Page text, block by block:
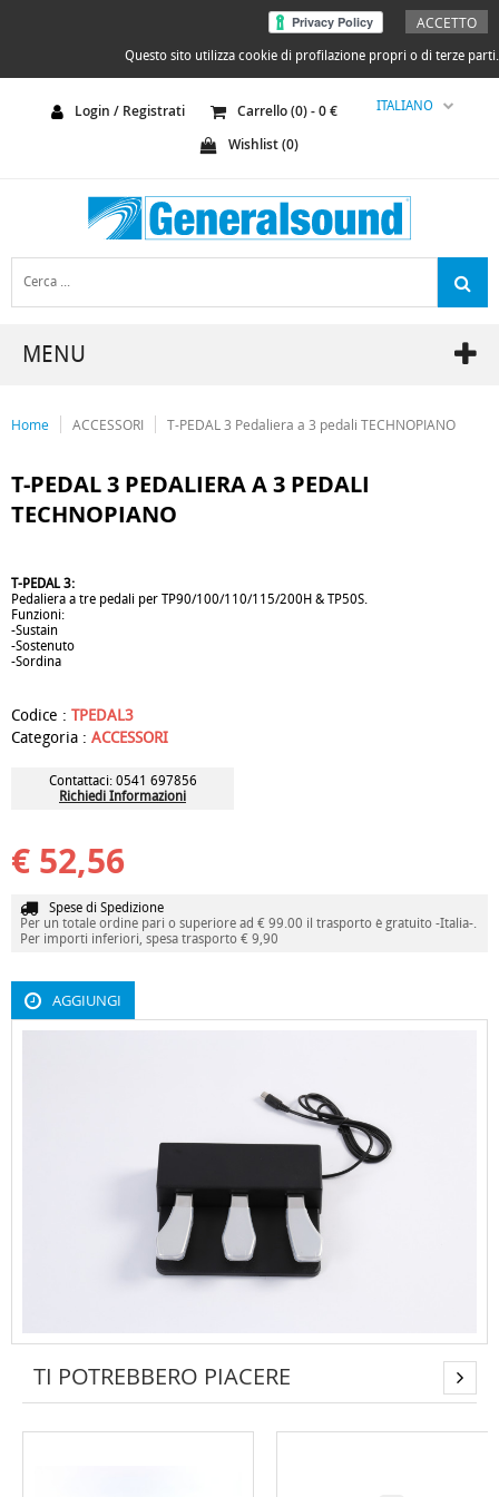
ACCETTO
Questo sito utilizza cookie di profilazione propri o di terze parti.
ITALIANO
Login / Registrati Carrello (0) -0€
Wishlist (0)
MENU
Home ACCESSORI T-PEDAL 3 Pedaliera a 3 pedali TECHNOPIANO
T-PEDAL 3 PEDALIERA A 3 PEDALI
TECHNOPIANO
T-PEDAL 3:
Pedaliera a tre pedali per TP90/100/110/115/200H & TP50S.
Funzioni:
-Sustain
-Sostenuto
-Sordina
Codice : TPEDAL3
Categoria : ACCESSORI
Contattaci: 0541 697856
Richiedi Informazioni
€ 52,56
Spese di Spedizione
Per un totale ordine pari o superiore ad € 99.00 il trasporto è gratuito -Italia-.
Per importi inferiori, spesa trasporto € 9,90
AGGIUNGI
TI POTREBBERO PIACERE